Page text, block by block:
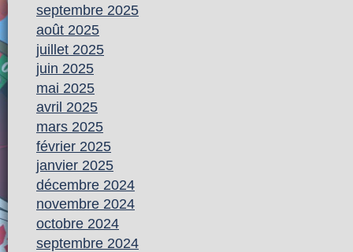
septembre 2025
août 2025
juillet 2025
juin 2025
mai 2025
avril 2025
mars 2025
février 2025
janvier 2025
décembre 2024
novembre 2024
octobre 2024
septembre 2024